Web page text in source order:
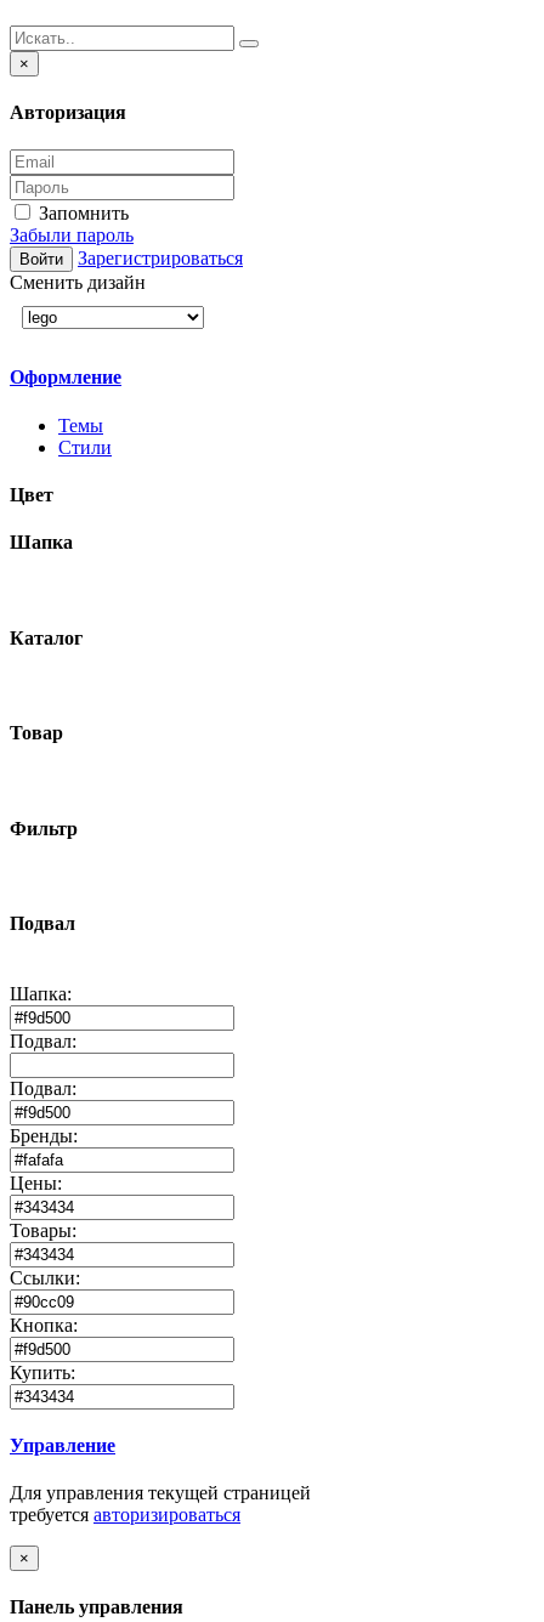
×
Авторизация
Запомнить
Забыли пароль
Войти
Зарегистрироваться
Сменить дизайн
Оформление
Темы
Стили
Цвет
Шапка
Каталог
Товар
Фильтр
Подвал
Шапка:
Подвал:
Подвал:
Бренды:
Цены:
Товары:
Ссылки:
Кнопка:
Купить:
Управление
Для управления текущей страницей
требуется авторизироваться
×
Панель управления